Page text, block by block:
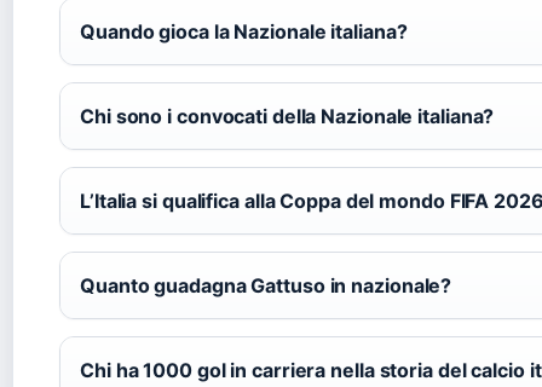
Quando gioca la Nazionale italiana?
Chi sono i convocati della Nazionale italiana?
L’Italia si qualifica alla Coppa del mondo FIFA
Quanto guadagna Gattuso in nazionale?
Chi ha 1000 gol in carriera nella storia del calcio